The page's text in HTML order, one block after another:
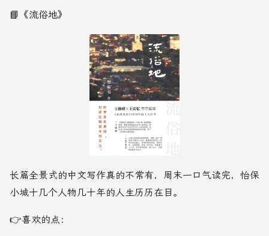
📘 《流俗地》
长篇全景式的中文写作真的不常有，周末一口气读完，怡保
小城十几个人物几十年的人生历历在目。
👉喜欢的点：